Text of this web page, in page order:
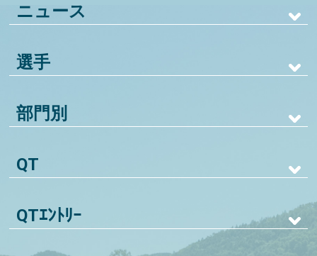
ニュース
選手
部門別
QT
QTｴﾝﾄﾘｰ